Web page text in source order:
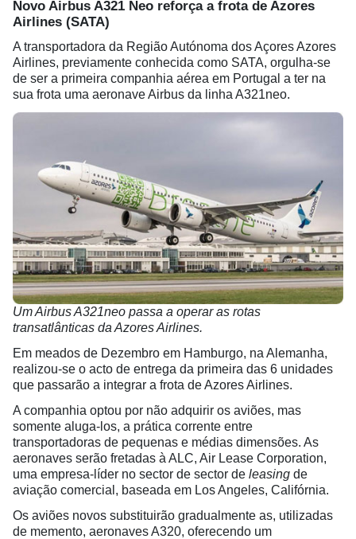
Novo Airbus A321 Neo reforça a frota de Azores
Airlines (SATA)
A transportadora da Região Autónoma dos Açores Azores
Airlines, previamente conhecida como SATA, orgulha-se
de ser a primeira companhia aérea em Portugal a ter na
sua frota uma aeronave Airbus da linha A321neo.
Um Airbus A321neo passa a operar as rotas
transatlânticas da Azores Airlines.
Em meados de Dezembro em Hamburgo, na Alemanha,
realizou-se o acto de entrega da primeira das 6 unidades
que passarão a integrar a frota de Azores Airlines.
A companhia optou por não adquirir os aviões, mas
somente aluga-los, a prática corrente entre
transportadoras de pequenas e médias dimensões. As
aeronaves serão fretadas à ALC, Air Lease Corporation,
uma empresa-líder no sector de sector de leasing de
aviação comercial, baseada em Los Angeles, Califórnia.
Os aviões novos substituirão gradualmente as, utilizadas
de memento, aeronaves A320, oferecendo um